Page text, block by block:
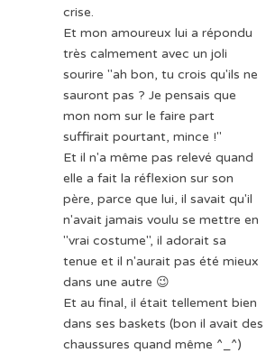
crise.
Et mon amoureux lui a répondu
très calmement avec un joli
sourire "ah bon, tu crois qu'ils ne
sauront pas ? Je pensais que
mon nom sur le faire part
suffirait pourtant, mince !"
Et il n'a même pas relevé quand
elle a fait la réflexion sur son
père, parce que lui, il savait qu'il
n'avait jamais voulu se mettre en
"vrai costume", il adorait sa
tenue et il n'aurait pas été mieux
dans une autre 😉
Et au final, il était tellement bien
dans ses baskets (bon il avait des
chaussures quand même ^_^)